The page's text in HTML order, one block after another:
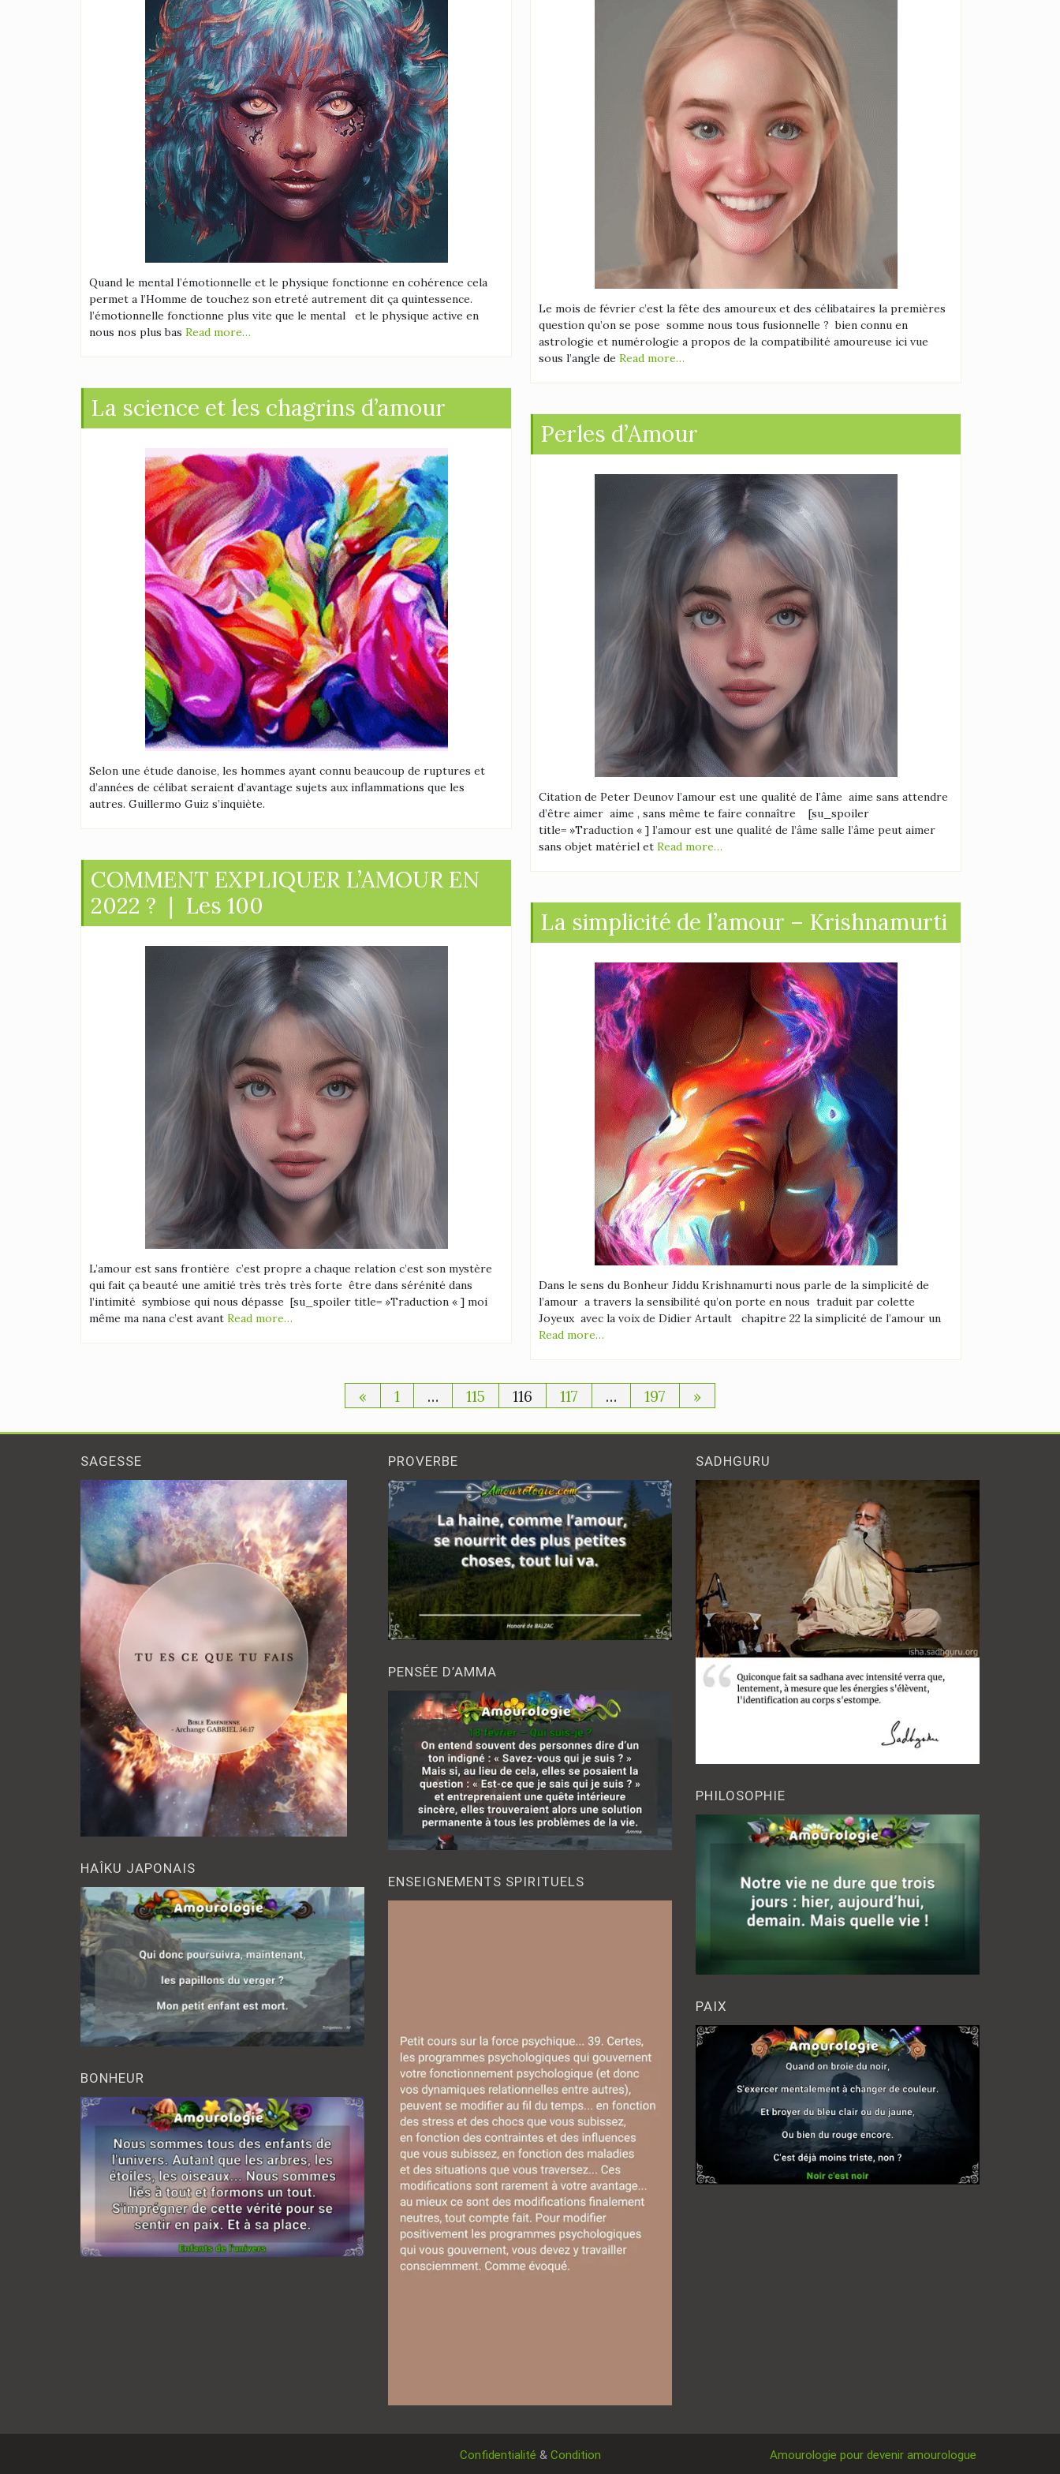
Quand le mental l’émotionnelle et le physique fonctionne en cohérence cela
permet a l’Homme de touchez son etreté autrement dit ça quintessence.
l’émotionnelle fonctionne plus vite que le mental et le physique active en
nous nos plus bas Read more…
Le mois de février c’est la fête des amoureux et des célibataires la premières
question qu’on se pose somme nous tous fusionnelle ? bien connu en
astrologie et numérologie a propos de la compatibilité amoureuse ici vue
sous l’angle de Read more…
La science et les chagrins d’amour
Selon une étude danoise, les hommes ayant connu beaucoup de ruptures et
d’années de célibat seraient d’avantage sujets aux inflammations que les
autres. Guillermo Guiz s’inquiète.
Perles d’Amour
Citation de Peter Deunov l’amour est une qualité de l’âme aime sans attendre
d’être aimer aime , sans même te faire connaître [su_spoiler
title= »Traduction « ] l’amour est une qualité de l’âme salle l’âme peut aimer
sans objet matériel et Read more…
COMMENT EXPLIQUER L’AMOUR EN
2022 ? ❘ Les 100
L’amour est sans frontière c’est propre a chaque relation c’est son mystère
qui fait ça beauté une amitié très très très forte être dans sérénité dans
l’intimité symbiose qui nous dépasse [su_spoiler title= »Traduction « ] moi
même ma nana c’est avant Read more…
La simplicité de l’amour – Krishnamurti
Dans le sens du Bonheur Jiddu Krishnamurti nous parle de la simplicité de
l’amour a travers la sensibilité qu’on porte en nous traduit par colette
Joyeux avec la voix de Didier Artault chapitre 22 la simplicité de l’amour un
Read more…
Pagination
des
publications
« 1 … 115 116 117 … 197 »
SAGESSE
HAÎKU JAPONAIS
BONHEUR
PROVERBE
PENSÉE D’AMMA
ENSEIGNEMENTS SPIRITUELS
SADHGURU
PHILOSOPHIE
PAIX
Confidentialité & Condition Amourologie pour devenir amourologue